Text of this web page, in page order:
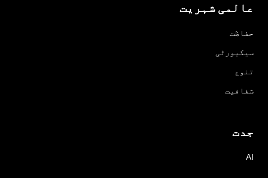
عالمی شہریت
حفاظت
سیکیورٹی
تنوع
شفافیت
جدت
AI